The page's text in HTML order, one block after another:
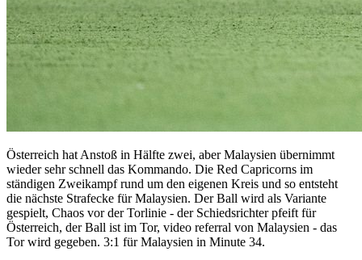
Österreich hat Anstoß in Hälfte zwei, aber Malaysien übernimmt
wieder sehr schnell das Kommando. Die Red Capricorns im
ständigen Zweikampf rund um den eigenen Kreis und so entsteht
die nächste Strafecke für Malaysien. Der Ball wird als Variante
gespielt, Chaos vor der Torlinie - der Schiedsrichter pfeift für
Österreich, der Ball ist im Tor, video referral von Malaysien - das
Tor wird gegeben. 3:1 für Malaysien in Minute 34.